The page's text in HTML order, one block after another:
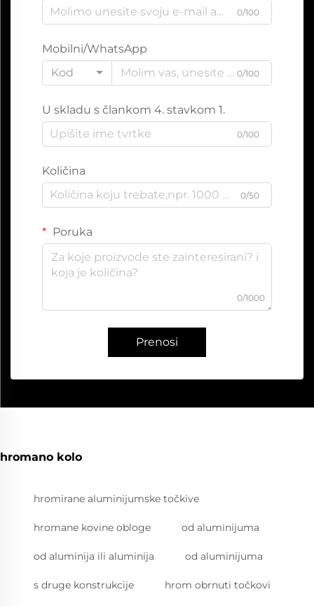
0/100
Mobilni/WhatsApp
Kod
0/100
U skladu s člankom 4. stavkom 1.
0/100
Količina
0/50
Poruka
0/1000
Prenosi
hromano kolo
hromirane aluminijumske točkive
hromane kovine obloge od aluminijuma
od aluminija ili aluminija od aluminijuma
s druge konstrukcije hrom obrnuti točkovi